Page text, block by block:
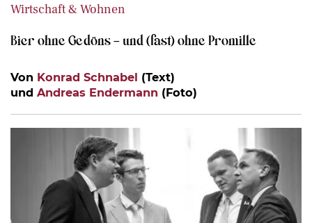
Wirtschaft & Wohnen
Bier ohne Gedöns – und (fast) ohne Promille
Von Konrad Schnabel (Text)
und Andreas Endermann (Foto)